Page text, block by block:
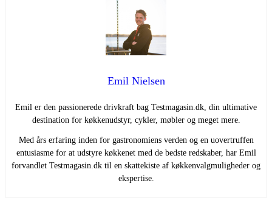
Emil Nielsen
Emil er den passionerede drivkraft bag Testmagasin.dk, din ultimative
destination for køkkenudstyr, cykler, møbler og meget mere.
Med års erfaring inden for gastronomiens verden og en uovertruffen
entusiasme for at udstyre køkkenet med de bedste redskaber, har Emil
forvandlet Testmagasin.dk til en skattekiste af køkkenvalgmuligheder og
ekspertise.